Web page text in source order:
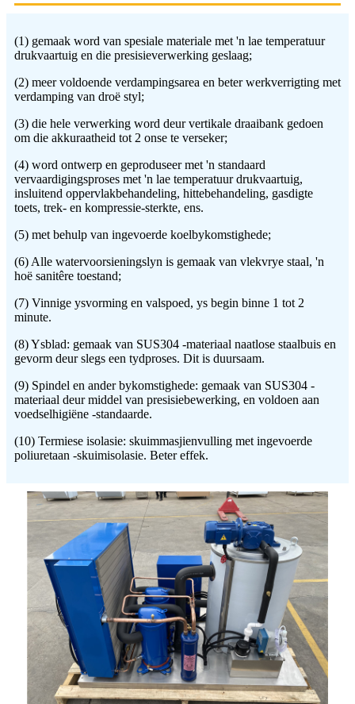
(1) gemaak word van spesiale materiale met 'n lae temperatuur
drukvaartuig en die presisieverwerking geslaag;
(2) meer voldoende verdampingsarea en beter werkverrigting met
verdamping van droë styl;
(3) die hele verwerking word deur vertikale draaibank gedoen
om die akkuraatheid tot 2 onse te verseker;
(4) word ontwerp en geproduseer met 'n standaard
vervaardigingsproses met 'n lae temperatuur drukvaartuig,
insluitend oppervlakbehandeling, hittebehandeling, gasdigte
toets, trek- en kompressie-sterkte, ens.
(5) met behulp van ingevoerde koelbykomstighede;
(6) Alle watervoorsieningslyn is gemaak van vlekvrye staal, 'n
hoë sanitêre toestand;
(7) Vinnige ysvorming en valspoed, ys begin binne 1 tot 2
minute.
(8) Ysblad: gemaak van SUS304 -materiaal naatlose staalbuis en
gevorm deur slegs een tydproses. Dit is duursaam.
(9) Spindel en ander bykomstighede: gemaak van SUS304 -
materiaal deur middel van presisiebewerking, en voldoen aan
voedselhigiëne -standaarde.
(10) Termiese isolasie: skuimmasjienvulling met ingevoerde
poliuretaan -skuimisolasie. Beter effek.